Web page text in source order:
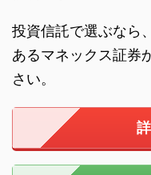
投資信託で選ぶなら
あるマネックス証券
さい。